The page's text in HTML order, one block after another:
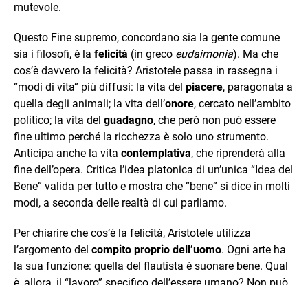
mutevole.
Questo Fine supremo, concordano sia la gente comune
sia i filosofi, è la felicità (in greco eudaimonia). Ma che
cos’è davvero la felicità? Aristotele passa in rassegna i
“modi di vita” più diffusi: la vita del piacere, paragonata a
quella degli animali; la vita dell’onore, cercato nell’ambito
politico; la vita del guadagno, che però non può essere
fine ultimo perché la ricchezza è solo uno strumento.
Anticipa anche la vita contemplativa, che riprenderà alla
fine dell’opera. Critica l’idea platonica di un’unica “Idea del
Bene” valida per tutto e mostra che “bene” si dice in molti
modi, a seconda delle realtà di cui parliamo.
Per chiarire che cos’è la felicità, Aristotele utilizza
l’argomento del compito proprio dell’uomo. Ogni arte ha
la sua funzione: quella del flautista è suonare bene. Qual